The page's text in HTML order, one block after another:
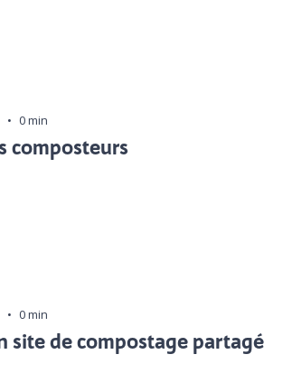
• 0 min
composteurs
• 0 min
site de compostage partagé